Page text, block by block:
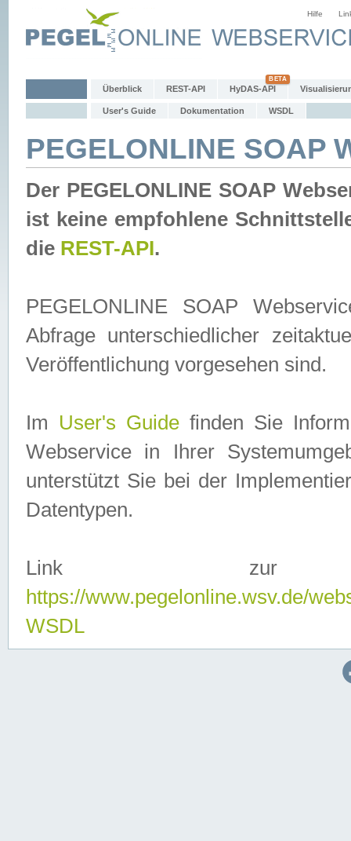
Hilfe
Überblick REST-API HyDAS-API
User's Guide Dokumentation WSDL
PEGELONLINE SOAP
Der PEGELONLINE SOAP
ist keine empfohlene
die REST-API.
PEGELONLINE SOAP
Abfrage unterschiedlicher
Veröffentlichung vorgesehen sind.
Im User's Guidefinden Sie
Webservice in Ihrer
unterstützt Sie bei der
Datentypen.
Link zur
https://www.pegelonline.wsv.de/
WSDL